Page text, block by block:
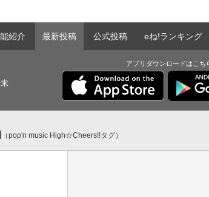
紹介 最新投稿 公式投稿 eね!ランキング
アプリダウンロードはこち
（pop'n music High☆Cheers!!タグ）